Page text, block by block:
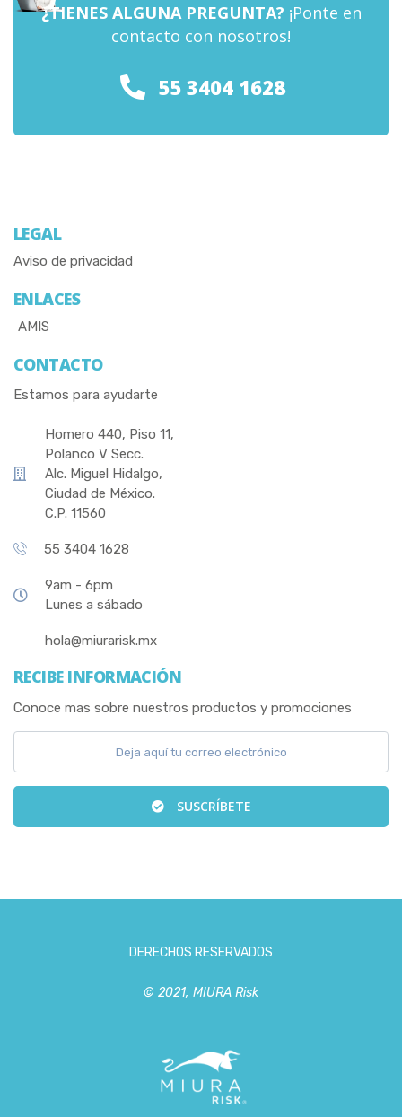
¿TIENES ALGUNA PREGUNTA? ¡Ponte en
contacto con nosotros!
55 3404 1628
LEGAL
Aviso de privacidad
ENLACES
AMIS
CONTACTO
Estamos para ayudarte
Homero 440, Piso 11,
Polanco V Secc.
Alc. Miguel Hidalgo,
Ciudad de México.
C.P. 11560
55 3404 1628
9am - 6pm
Lunes a sábado
hola@miurarisk.mx
RECIBE INFORMACIÓN
Conoce mas sobre nuestros productos y promociones
SUSCRÍBETE
DERECHOS RESERVADOS
© 2021, MIURA Risk